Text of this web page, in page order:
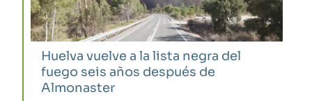
Huelva vuelve a la lista negra del
fuego seis años después de
Almonaster